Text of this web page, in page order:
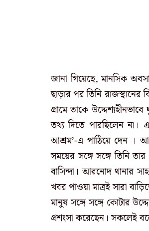
জানা গিয়েছে, মানসিক
ছাড়ার পর তিনি রাজস্থানের
গ্রামে তাকে
তথ্য দিতে পারছিলেন না।
আশ্রম’-এ পাঠিয়ে দেন ।
সময়ের সঙ্গে সঙ্গে তিনি
বাসিন্দা। আরনোদ থানার
খবর পাওয়া মাত্রই সারা
মানুষ সঙ্গে সঙ্গে কোটার
প্রশংসা করেছেন। সকলেই